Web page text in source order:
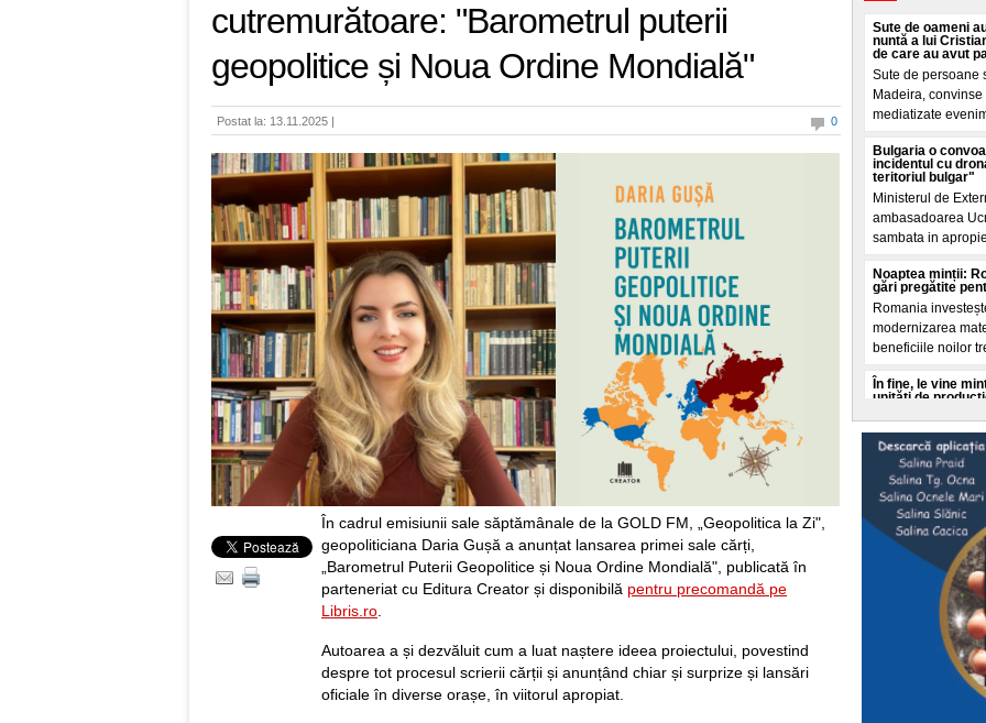
cutremurătoare: "Barometrul puterii
geopolitice și Noua Ordine Mondială"
Postat la: 13.11.2025 | 0
În cadrul emisiunii sale săptămânale de la GOLD FM, „Geopolitica la Zi",
geopoliticiana Daria Gușă a anunțat lansarea primei sale cărți,
„Barometrul Puterii Geopolitice și Noua Ordine Mondială", publicată în
parteneriat cu Editura Creator și disponibilă pentru precomandă pe
Libris.ro.
Autoarea a și dezvăluit cum a luat naștere ideea proiectului, povestind
despre tot procesul scrierii cărții și anunțând chiar și surprize și lansări
oficiale în diverse orașe, în viitorul apropiat.
Sute de oameni
nuntă a lui
de care au avut
Sute de persoane
Madeira,
mediatizate
Bulgaria o
incidentul cu
teritoriul bulgar"
Ministerul de
ambasadoarea
sambata in
Noaptea minții:
gări pregătite
Romania
modernizarea
beneficiile noilor
În fine, le vine
unități de
Trei grupuri
Energetic Oltenia
presiunilor tot mai
O turistă de 28
a fost găsită în
echipele de
Momente de
o turista germana
dupa ce a intrat in
Coșmarul unei
Noua
O femeie din
coșmar crezand
moarte. Totul a